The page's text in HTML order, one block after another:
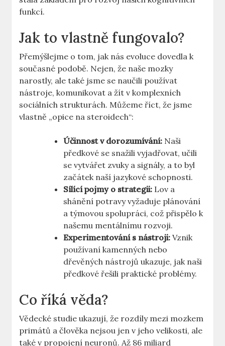
funkcí.
Jak to vlastně fungovalo?
Přemýšlejme o tom, jak nás evoluce dovedla k
současné podobě. Nejen, že naše mozky
narostly, ale také jsme se naučili používat
nástroje, komunikovat a žít v komplexních
sociálních strukturách. Můžeme říct, že jsme
vlastně „opice na steroidech“:
Účinnost v dorozumívání: Naši
předkové se snažili vyjadřovat, učili
se vytvářet zvuky a signály, a to byl
začátek naší jazykové schopnosti.
Sílící pojmy o strategii: Lov a
shánění potravy vyžaduje plánování
a týmovou spolupráci, což přispělo k
našemu mentálnímu rozvoji.
Experimentování s nástroji: Vznik
používaní kamenných nebo
dřevěných nástrojů ukazuje, jak naši
předkové řešili praktické problémy.
Co říká věda?
Vědecké studie ukazují, že rozdíly mezi mozkem
primátů a člověka nejsou jen v jeho velikosti, ale
také v propojení neuronů. Až 86 miliard